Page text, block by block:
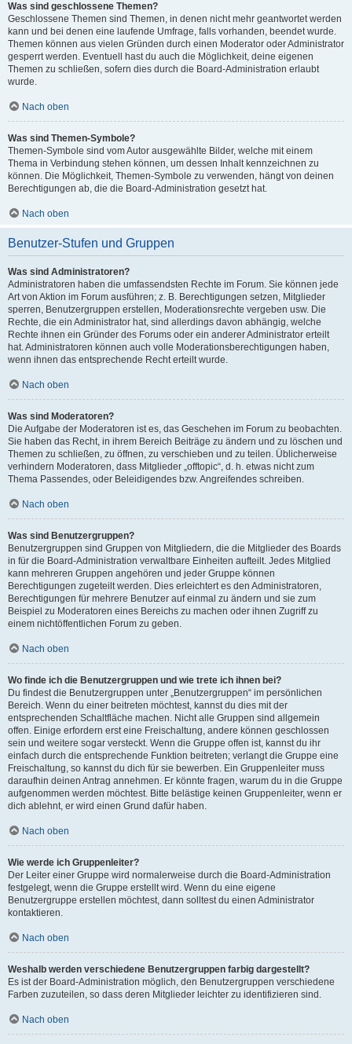
Was sind geschlossene Themen?
Geschlossene Themen sind Themen, in denen nicht mehr geantwortet werden
kann und bei denen eine laufende Umfrage, falls vorhanden, beendet wurde.
Themen können aus vielen Gründen durch einen Moderator oder Administrator
gesperrt werden. Eventuell hast du auch die Möglichkeit, deine eigenen
Themen zu schließen, sofern dies durch die Board-Administration erlaubt
wurde.
Nach oben
Was sind Themen-Symbole?
Themen-Symbole sind vom Autor ausgewählte Bilder, welche mit einem
Thema in Verbindung stehen können, um dessen Inhalt kennzeichnen zu
können. Die Möglichkeit, Themen-Symbole zu verwenden, hängt von deinen
Berechtigungen ab, die die Board-Administration gesetzt hat.
Nach oben
Benutzer-Stufen und Gruppen
Was sind Administratoren?
Administratoren haben die umfassendsten Rechte im Forum. Sie können jede
Art von Aktion im Forum ausführen; z. B. Berechtigungen setzen, Mitglieder
sperren, Benutzergruppen erstellen, Moderationsrechte vergeben usw. Die
Rechte, die ein Administrator hat, sind allerdings davon abhängig, welche
Rechte ihnen ein Gründer des Forums oder ein anderer Administrator erteilt
hat. Administratoren können auch volle Moderationsberechtigungen haben,
wenn ihnen das entsprechende Recht erteilt wurde.
Nach oben
Was sind Moderatoren?
Die Aufgabe der Moderatoren ist es, das Geschehen im Forum zu beobachten.
Sie haben das Recht, in ihrem Bereich Beiträge zu ändern und zu löschen und
Themen zu schließen, zu öffnen, zu verschieben und zu teilen. Üblicherweise
verhindern Moderatoren, dass Mitglieder „offtopic“, d. h. etwas nicht zum
Thema Passendes, oder Beleidigendes bzw. Angreifendes schreiben.
Nach oben
Was sind Benutzergruppen?
Benutzergruppen sind Gruppen von Mitgliedern, die die Mitglieder des Boards
in für die Board-Administration verwaltbare Einheiten aufteilt. Jedes Mitglied
kann mehreren Gruppen angehören und jeder Gruppe können
Berechtigungen zugeteilt werden. Dies erleichtert es den Administratoren,
Berechtigungen für mehrere Benutzer auf einmal zu ändern und sie zum
Beispiel zu Moderatoren eines Bereichs zu machen oder ihnen Zugriff zu
einem nichtöffentlichen Forum zu geben.
Nach oben
Wo finde ich die Benutzergruppen und wie trete ich ihnen bei?
Du findest die Benutzergruppen unter „Benutzergruppen“ im persönlichen
Bereich. Wenn du einer beitreten möchtest, kannst du dies mit der
entsprechenden Schaltfläche machen. Nicht alle Gruppen sind allgemein
offen. Einige erfordern erst eine Freischaltung, andere können geschlossen
sein und weitere sogar versteckt. Wenn die Gruppe offen ist, kannst du ihr
einfach durch die entsprechende Funktion beitreten; verlangt die Gruppe eine
Freischaltung, so kannst du dich für sie bewerben. Ein Gruppenleiter muss
daraufhin deinen Antrag annehmen. Er könnte fragen, warum du in die Gruppe
aufgenommen werden möchtest. Bitte belästige keinen Gruppenleiter, wenn er
dich ablehnt, er wird einen Grund dafür haben.
Nach oben
Wie werde ich Gruppenleiter?
Der Leiter einer Gruppe wird normalerweise durch die Board-Administration
festgelegt, wenn die Gruppe erstellt wird. Wenn du eine eigene
Benutzergruppe erstellen möchtest, dann solltest du einen Administrator
kontaktieren.
Nach oben
Weshalb werden verschiedene Benutzergruppen farbig dargestellt?
Es ist der Board-Administration möglich, den Benutzergruppen verschiedene
Farben zuzuteilen, so dass deren Mitglieder leichter zu identifizieren sind.
Nach oben